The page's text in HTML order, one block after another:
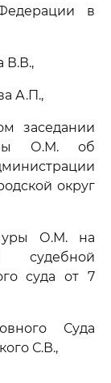
в
В.В.,
А.П.,
заседании
О.М. об
округ
О.М. на
судебной
суда от 7
Суда
С.В.,